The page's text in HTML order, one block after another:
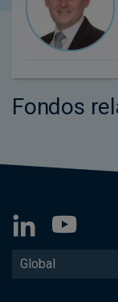
Fondos
Global